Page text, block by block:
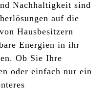
Nachhaltigkeit sind
auf die
Hausbesitzern
Energien in ihr
Ob Sie Ihre
oder einfach nur ein